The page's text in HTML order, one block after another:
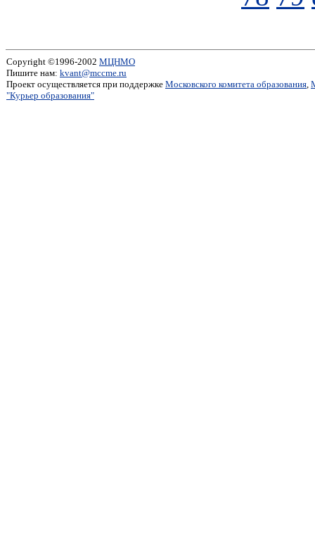
Copyright ©1996-2002 МЦНМО
Пишите нам: kvant@mccme.ru
Проект осуществляется при поддержке Московского комитета образования,
"Курьер образования"